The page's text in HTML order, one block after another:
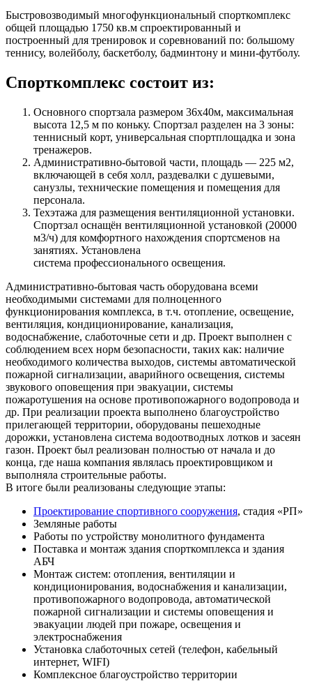
Быстровозводимый многофункциональный спорткомплекс
общей площадью 1750 кв.м спроектированный и
построенный для тренировок и соревнований по: большому
теннису, волейболу, баскетболу, бадминтону и мини-футболу.
Спорткомплекс состоит из:
Основного спортзала размером 36х40м, максимальная
высота 12,5 м по коньку. Спортзал разделен на 3 зоны:
теннисный корт, универсальная спортплощадка и зона
тренажеров.
Административно-бытовой части, площадь — 225 м2,
включающей в себя холл, раздевалки с душевыми,
санузлы, технические помещения и помещения для
персонала.
Техэтажа для размещения вентиляционной установки.
Спортзал оснащён вентиляционной установкой (20000
м3/ч) для комфортного нахождения спортсменов на
занятиях. Установлена
система профессионального освещения.
Административно-бытовая часть оборудована всеми
необходимыми системами для полноценного
функционирования комплекса, в т.ч. отопление, освещение,
вентиляция, кондиционирование, канализация,
водоснабжение, слаботочные сети и др. Проект выполнен с
соблюдением всех норм безопасности, таких как: наличие
необходимого количества выходов, системы автоматической
пожарной сигнализации, аварийного освещения, системы
звукового оповещения при эвакуации, системы
пожаротушения на основе противопожарного водопровода и
др. При реализации проекта выполнено благоустройство
прилегающей территории, оборудованы пешеходные
дорожки, установлена система водоотводных лотков и засеян
газон. Проект был реализован полностью от начала и до
конца, где наша компания являлась проектировщиком и
выполняла строительные работы.
В итоге были реализованы следующие этапы:
Проектирование спортивного сооружения, стадия «РП»
Земляные работы
Работы по устройству монолитного фундамента
Поставка и монтаж здания спорткомплекса и здания
АБЧ
Монтаж систем: отопления, вентиляции и
кондиционирования, водоснабжения и канализации,
противопожарного водопровода, автоматической
пожарной сигнализации и системы оповещения и
эвакуации людей при пожаре, освещения и
электроснабжения
Установка слаботочных сетей (телефон, кабельный
интернет, WIFI)
Комплексное благоустройство территории